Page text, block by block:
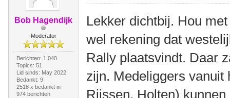
Bob Hagendijk
Moderator
Berichten: 1.040
Topics: 51
Lid sinds: May 2022
Bedankt: 9
2518 x bedankt in
974 berichten
Lekker dichtbij. Hou
wel rekening dat
Rally plaatsvindt. Daar
zijn. Medeliggers vanuit
Rijssen, Holten)